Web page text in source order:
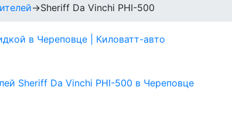
→Sheriff Da Vinchi PHI-500